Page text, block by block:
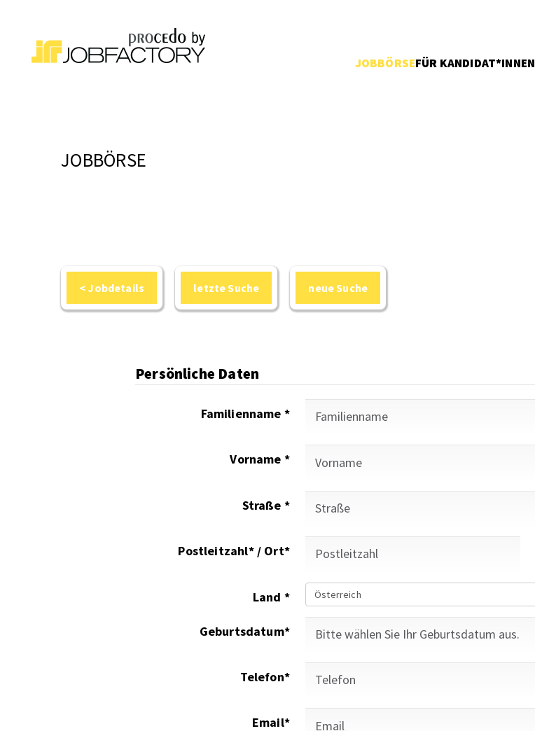
JOBBÖRSEFÜR KANDIDAT*INNEN
JOBBÖRSE
< Jobdetails letzte Suche neue Suche
Persönliche Daten
Familienname *
Vorname *
Straße *
Postleitzahl* / Ort*
Land * Österreich
Geburtsdatum*
Telefon*
Email*